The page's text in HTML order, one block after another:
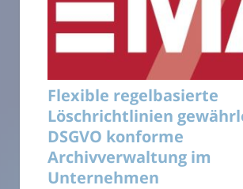
Flexible regelbasierte
Löschrichtlinien
DSGVO konforme
Archivverwaltung im
Unternehmen